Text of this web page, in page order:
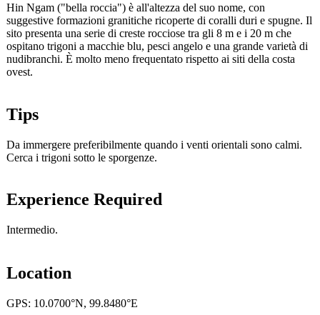
Hin Ngam ("bella roccia") è all'altezza del suo nome, con
suggestive formazioni granitiche ricoperte di coralli duri e spugne. Il
sito presenta una serie di creste rocciose tra gli 8 m e i 20 m che
ospitano trigoni a macchie blu, pesci angelo e una grande varietà di
nudibranchi. È molto meno frequentato rispetto ai siti della costa
ovest.
Tips
Da immergere preferibilmente quando i venti orientali sono calmi.
Cerca i trigoni sotto le sporgenze.
Experience Required
Intermedio.
Location
GPS: 10.0700°N, 99.8480°E